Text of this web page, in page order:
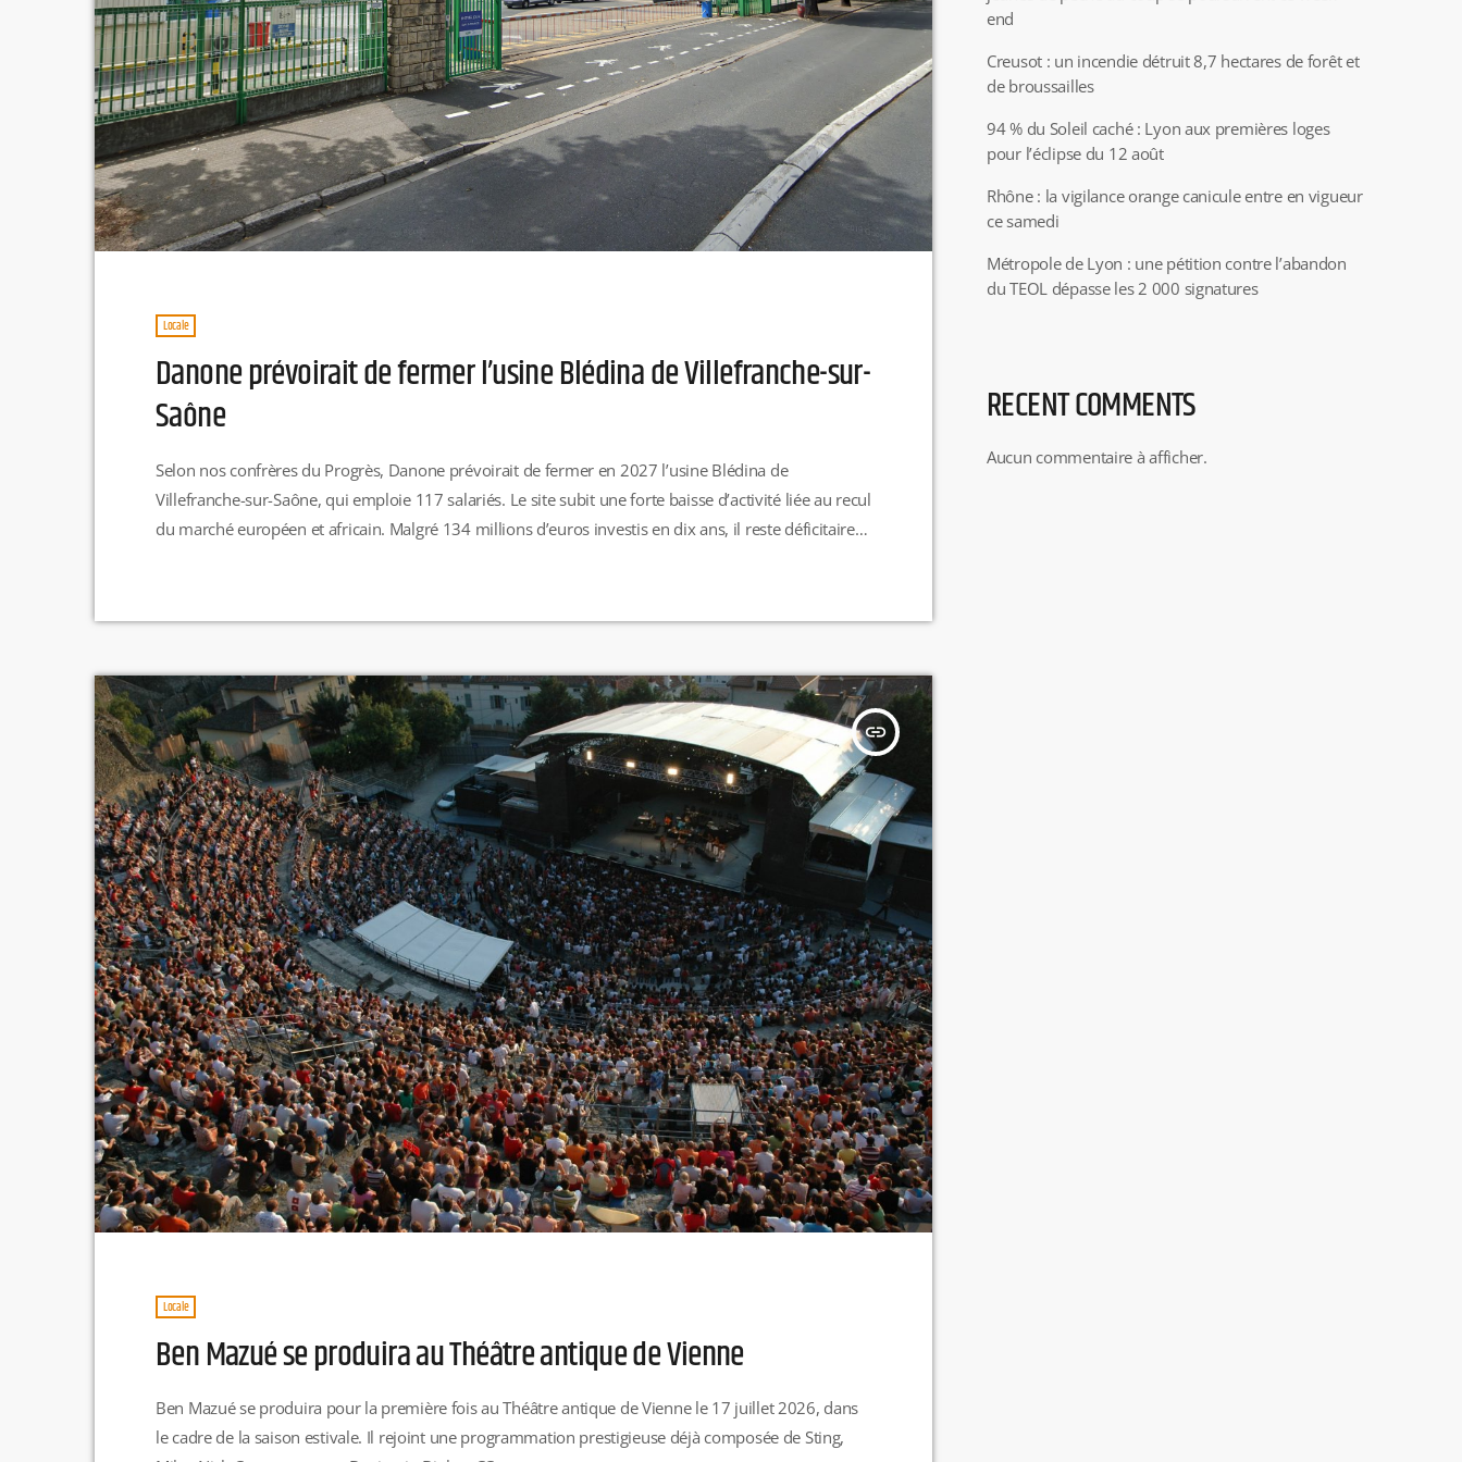
Locale
Danone prévoirait de fermer l’usine Blédina de Villefranche-sur-
Saône
Selon nos confrères du Progrès, Danone prévoirait de fermer en 2027 l’usine Blédina de
Villefranche-sur-Saône, qui emploie 117 salariés. Le site subit une forte baisse d’activité liée au recul
du marché européen et africain. Malgré 134 millions d’euros investis en dix ans, il reste déficitaire
insert_link
Locale
Ben Mazué se produira au Théâtre antique de Vienne
Ben Mazué se produira pour la première fois au Théâtre antique de Vienne le 17 juillet 2026, dans
le cadre de la saison estivale. Il rejoint une programmation prestigieuse déjà composée de Sting,
end
Creusot : un incendie détruit 8,7 hectares de forêt et
de broussailles
94 % du Soleil caché : Lyon aux premières loges
pour l’éclipse du 12 août
Rhône : la vigilance orange canicule entre en vigueur
ce samedi
Métropole de Lyon : une pétition contre l’abandon
du TEOL dépasse les 2 000 signatures
RECENT COMMENTS
Aucun commentaire à afficher.